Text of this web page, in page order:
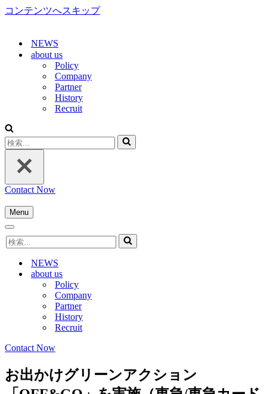
コンテンツへスキップ
NEWS
about us
Policy
Company
Partner
History
Recruit
検
索...
Contact Now
Menu
ナ
ゲ
シ
ョ
ナ
ビ
検
索...
NEWS
about us
Policy
Company
Partner
History
Recruit
Contact Now
お出かけグリーンアクション